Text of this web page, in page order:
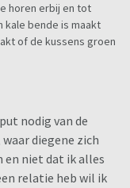
horen erbij en tot
kale bende is maakt
of de kussens groen
nodig van de
diegene zich
niet dat ik alles
relatie heb wil ik